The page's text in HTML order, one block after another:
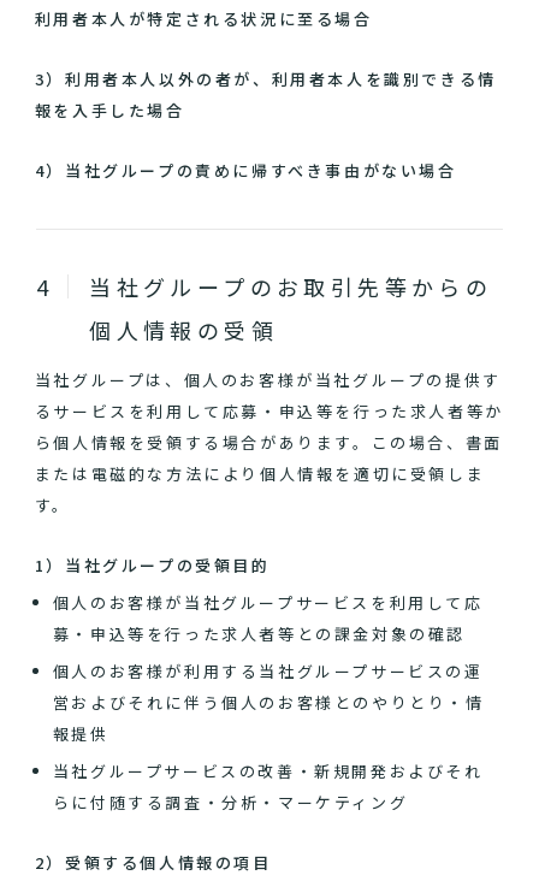
利用者本人が特定される状況に至る場合
3）利用者本人以外の者が、利用者本人を識別できる情
報を入手した場合
4）当社グループの責めに帰すべき事由がない場合
当社グループのお取引先等からの
個人情報の受領
当社グループは、個人のお客様が当社グループの提供す
るサービスを利用して応募・申込等を行った求人者等か
ら個人情報を受領する場合があります。この場合、書面
または電磁的な方法により個人情報を適切に受領しま
す。
1）当社グループの受領目的
個人のお客様が当社グループサービスを利用して応
募・申込等を行った求人者等との課金対象の確認
個人のお客様が利用する当社グループサービスの運
営およびそれに伴う個人のお客様とのやりとり・情
報提供
当社グループサービスの改善・新規開発およびそれ
らに付随する調査・分析・マーケティング
2）受領する個人情報の項目